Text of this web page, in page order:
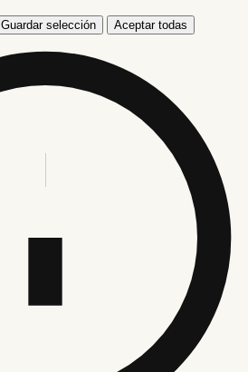
Guardar selección Aceptar todas